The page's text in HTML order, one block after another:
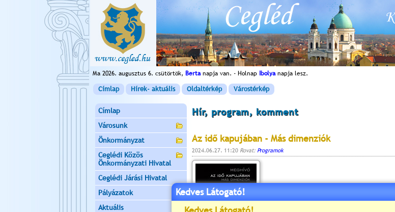
Ma 2026. augusztus 6. csütörtök, Bertanapja van. - Holnap Ibolyanapja lesz.
Címlap Hírek- aktuális Oldaltérkép Várostérkép
Címlap
Városunk
Önkormányzat
Ceglédi Közös
Önkormányzati Hivatal
Ceglédi Járási Hivatal
Pályázatok
Aktuális
Hír, program, komment
Az idő kapujában - Más dimenziók
2024.06.27. 11:20 Rovat: Programok
Kedves Látogató!